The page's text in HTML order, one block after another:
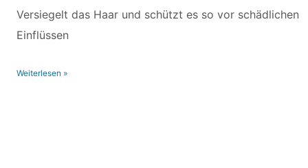
Versiegelt das Haar und schützt es so vor schädlichen
Einflüssen
Weiterlesen »